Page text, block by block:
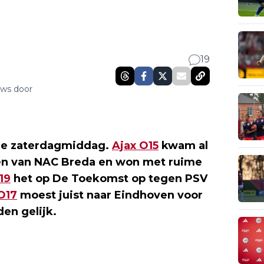
19
door
zaterdagmiddag. Ajax O15 kwam al
NAC Breda en won met ruime
het op De Toekomst op tegen PSV
moest juist naar Eindhoven voor
gelijk.